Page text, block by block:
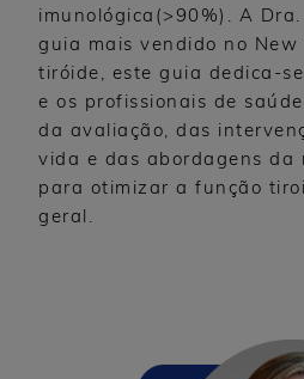
imunológica(>90%). A
guia mais vendido no New
tiróide, este guia dedica-
e os profissionais de
da avaliação, das
vida e das abordagens da
para otimizar a função
geral.